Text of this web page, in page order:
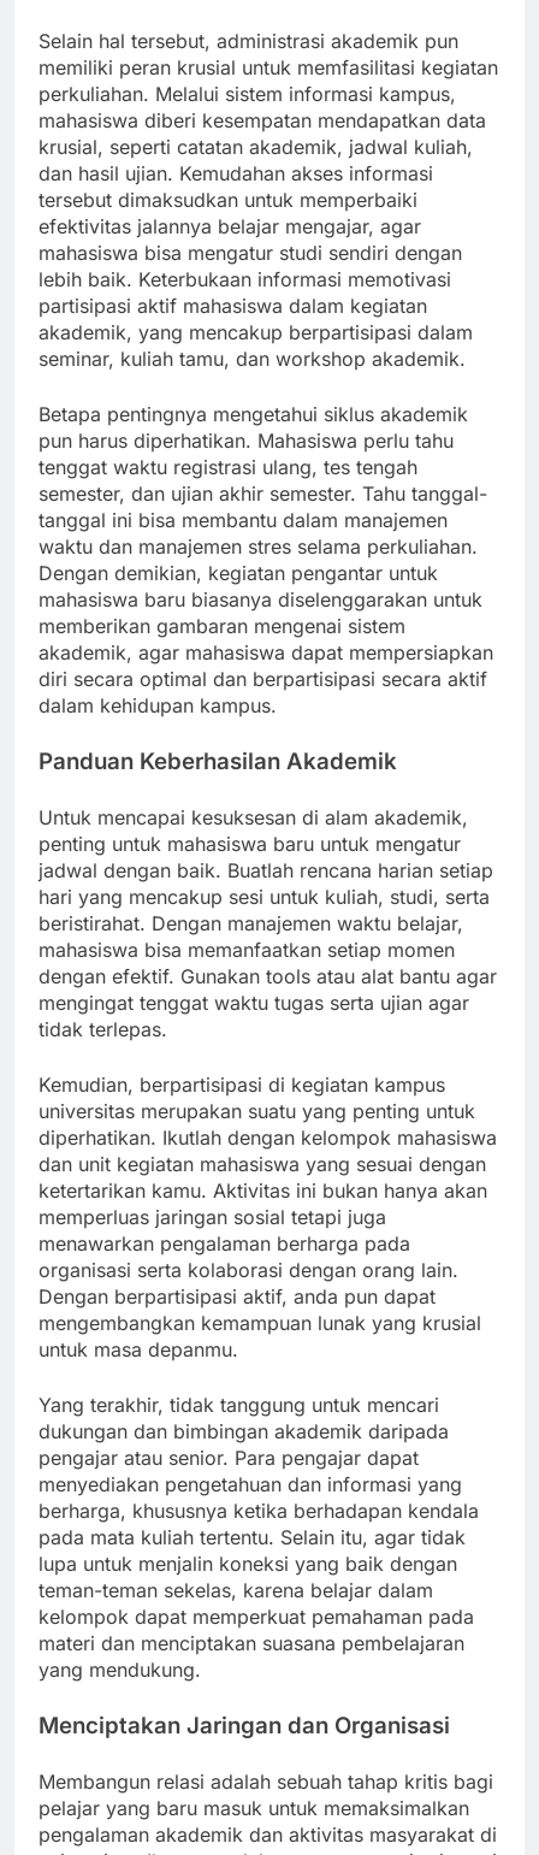
Selain hal tersebut, administrasi akademik pun
memiliki peran krusial untuk memfasilitasi kegiatan
perkuliahan. Melalui sistem informasi kampus,
mahasiswa diberi kesempatan mendapatkan data
krusial, seperti catatan akademik, jadwal kuliah,
dan hasil ujian. Kemudahan akses informasi
tersebut dimaksudkan untuk memperbaiki
efektivitas jalannya belajar mengajar, agar
mahasiswa bisa mengatur studi sendiri dengan
lebih baik. Keterbukaan informasi memotivasi
partisipasi aktif mahasiswa dalam kegiatan
akademik, yang mencakup berpartisipasi dalam
seminar, kuliah tamu, dan workshop akademik.
Betapa pentingnya mengetahui siklus akademik
pun harus diperhatikan. Mahasiswa perlu tahu
tenggat waktu registrasi ulang, tes tengah
semester, dan ujian akhir semester. Tahu tanggal-
tanggal ini bisa membantu dalam manajemen
waktu dan manajemen stres selama perkuliahan.
Dengan demikian, kegiatan pengantar untuk
mahasiswa baru biasanya diselenggarakan untuk
memberikan gambaran mengenai sistem
akademik, agar mahasiswa dapat mempersiapkan
diri secara optimal dan berpartisipasi secara aktif
dalam kehidupan kampus.
Panduan Keberhasilan Akademik
Untuk mencapai kesuksesan di alam akademik,
penting untuk mahasiswa baru untuk mengatur
jadwal dengan baik. Buatlah rencana harian setiap
hari yang mencakup sesi untuk kuliah, studi, serta
beristirahat. Dengan manajemen waktu belajar,
mahasiswa bisa memanfaatkan setiap momen
dengan efektif. Gunakan tools atau alat bantu agar
mengingat tenggat waktu tugas serta ujian agar
tidak terlepas.
Kemudian, berpartisipasi di kegiatan kampus
universitas merupakan suatu yang penting untuk
diperhatikan. Ikutlah dengan kelompok mahasiswa
dan unit kegiatan mahasiswa yang sesuai dengan
ketertarikan kamu. Aktivitas ini bukan hanya akan
memperluas jaringan sosial tetapi juga
menawarkan pengalaman berharga pada
organisasi serta kolaborasi dengan orang lain.
Dengan berpartisipasi aktif, anda pun dapat
mengembangkan kemampuan lunak yang krusial
untuk masa depanmu.
Yang terakhir, tidak tanggung untuk mencari
dukungan dan bimbingan akademik daripada
pengajar atau senior. Para pengajar dapat
menyediakan pengetahuan dan informasi yang
berharga, khususnya ketika berhadapan kendala
pada mata kuliah tertentu. Selain itu, agar tidak
lupa untuk menjalin koneksi yang baik dengan
teman-teman sekelas, karena belajar dalam
kelompok dapat memperkuat pemahaman pada
materi dan menciptakan suasana pembelajaran
yang mendukung.
Menciptakan Jaringan dan Organisasi
Membangun relasi adalah sebuah tahap kritis bagi
pelajar yang baru masuk untuk memaksimalkan
pengalaman akademik dan aktivitas masyarakat di